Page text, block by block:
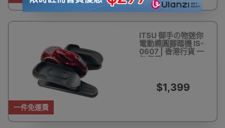
一件免運費
ITSU 御手の物迷你
電動橢圓腳踏機 IS-
0607 | 香港行貨 一
年保養
$1,399